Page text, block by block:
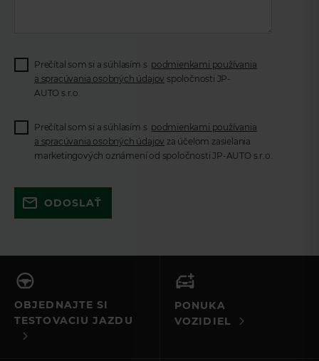
Prečítal som si a súhlasím s podmienkami používania
a spracúvania osobných údajov spoločnosti JP-
AUTO s.r.o.
Prečítal som si a súhlasím s podmienkami používania
a spracúvania osobných údajov za účelom zasielania
marketingových oznámení od spoločnosti JP-AUTO s.r.o.
vyplnili všetky povinné polia. Ak to
ODOSLAŤ
OBJEDNAJTE SI
TESTOVACIU JAZDU
PONUKA
VOZIDIEL